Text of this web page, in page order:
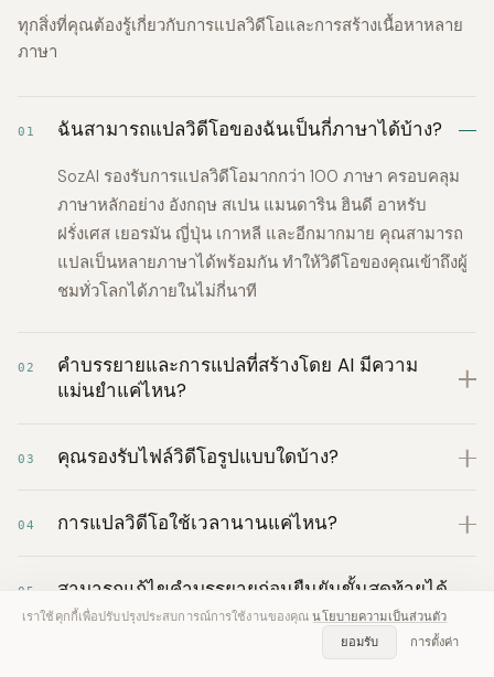
ทุกสิ่งที่คุณต้องรู้เกี่ยวกับการแปลวิดีโอและการสร้างเนื้อหาหลาย
ภาษา
01 ฉันสามารถแปลวิดีโอของฉันเป็นกี่ภาษาได้บ้าง?
SozAI รองรับการแปลวิดีโอมากกว่า 100 ภาษา ครอบคลุม
ภาษาหลักอย่าง อังกฤษ สเปน แมนดาริน ฮินดี อาหรับ
ฝรั่งเศส เยอรมัน ญี่ปุ่น เกาหลี และอีกมากมาย คุณสามารถ
แปลเป็นหลายภาษาได้พร้อมกัน ทำให้วิดีโอของคุณเข้าถึงผู้
ชมทั่วโลกได้ภายในไม่กี่นาที
02
คำบรรยายและการแปลที่สร้างโดย AI มีความ
แม่นยำแค่ไหน?
03 คุณรองรับไฟล์วิดีโอรูปแบบใดบ้าง?
04 การแปลวิดีโอใช้เวลานานแค่ไหน?
05
สามารถแก้ไขคำบรรยายก่อนยืนยันขั้นสุดท้ายได้
หรือไม่?
เราใช้คุกกี้เพื่อปรับปรุงประสบการณ์การใช้งานของคุณนโยบายความเป็นส่วนตัว
ยอมรับ
การตั้งค่า